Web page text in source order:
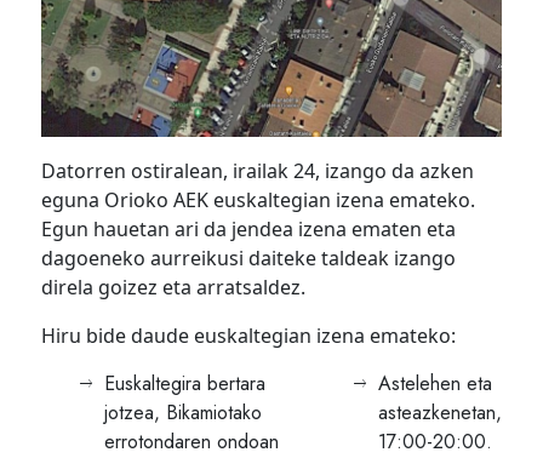
Datorren ostiralean, irailak 24, izango da azken
eguna Orioko AEK euskaltegian izena emateko.
Egun hauetan ari da jendea izena ematen eta
dagoeneko aurreikusi daiteke taldeak izango
direla goizez eta arratsaldez.
Hiru bide daude euskaltegian izena emateko:
Euskaltegira bertara
jotzea, Bikamiotako
errotondaren ondoan
Astelehen eta
asteazkenetan,
17:00-20:00.